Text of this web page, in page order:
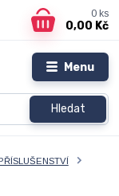
Menu
Hledat
0 ks
0,00 Kč